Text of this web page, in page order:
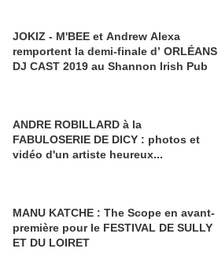
JOKIZ - M'BEE et Andrew Alexa
remportent la demi-finale d’ ORLÉANS
DJ CAST 2019 au Shannon Irish Pub
ANDRE ROBILLARD à la
FABULOSERIE DE DICY : photos et
vidéo d'un artiste heureux...
MANU KATCHE : The Scope en avant-
première pour le FESTIVAL DE SULLY
ET DU LOIRET